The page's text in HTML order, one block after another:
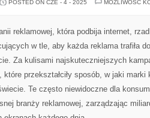
POSTED ON CZE - 4 - 2025
MOŻLIWOŚĆ
reklamowej, która podbija internet,
w tle, aby każda reklama trafiła
Za kulisami najskuteczniejszych
które przekształciły sposób, w jaki
Te często niewidoczne dla
branży reklamowej, zarządzając